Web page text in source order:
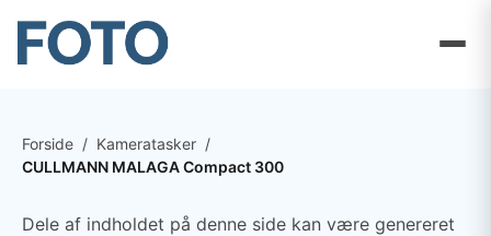
Forside / Kameratasker /
CULLMANN MALAGA Compact 300
Dele af indholdet på denne side kan være genereret